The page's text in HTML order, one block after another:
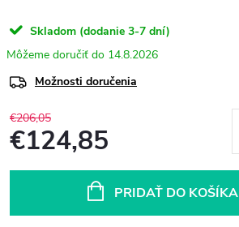
Skladom (dodanie 3-7 dní)
14.8.2026
Možnosti doručenia
€206,05
€124,85
PRIDAŤ DO KOŠÍKA